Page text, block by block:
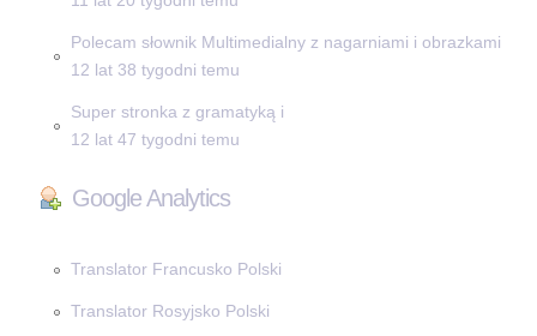
Polecam słownik Multimedialny z nagarniami i obrazkami
12 lat 38 tygodni temu
Super stronka z gramatyką i
12 lat 47 tygodni temu
Google Analytics
Translator Francusko Polski
Translator Rosyjsko Polski